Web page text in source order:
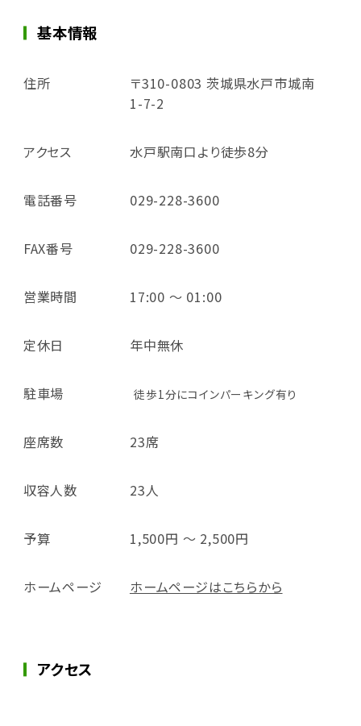
基本情報
住所
〒310-0803 茨城県水戸市城南
1-7-2
アクセス 水戸駅南口より徒歩8分
電話番号 029-228-3600
FAX番号 029-228-3600
営業時間 17:00 ～ 01:00
定休日 年中無休
駐車場 徒歩1分にコインパーキング有り
座席数 23席
収容人数 23人
予算 1,500円 ～ 2,500円
ホームページ ホームページはこちらから
アクセス